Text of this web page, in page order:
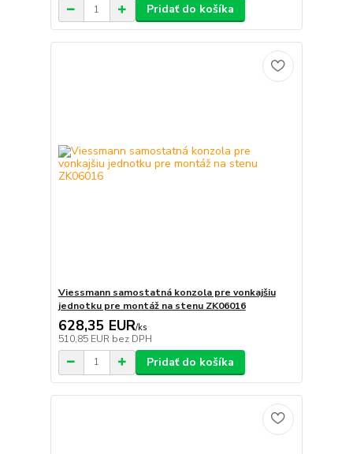
Pridať do košíka
Viessmann samostatná konzola pre vonkajšiu
jednotku pre montáž na stenu ZK06016
628,35 EUR/ks
510,85 EUR bez DPH
Pridať do košíka